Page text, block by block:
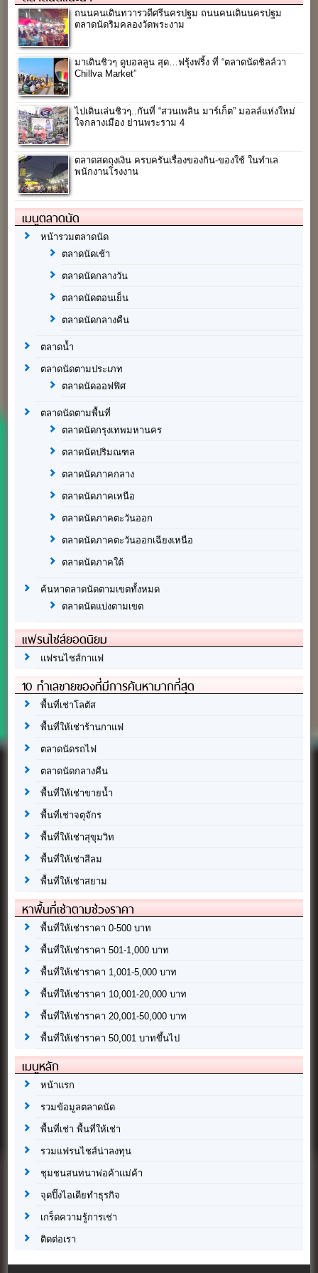
ถนนคนเดินทวารวดีศรีนครปฐม ถนนคนเดินนครปฐม
ตลาดนัดริมคลองวัดพระงาม
มาเดินชิวๆ ดูบอลลูน สุด…ฟรุ้งฟริ้ง ที่ “ตลาดนัดชิลล์วา
Chillva Market”
ไปเดินเล่นชิวๆ..กันที่ “สวนเพลิน มาร์เก็ต” มอลล์แห่งใหม่
ใจกลางเมือง ย่านพระราม 4
ตลาดสดถุงเงิน ครบครันเรื่องของกิน-ของใช้ ในทำเล
พนักงานโรงงาน
เมนูตลาดนัด
หน้ารวมตลาดนัด
ตลาดนัดเช้า
ตลาดนัดกลางวัน
ตลาดนัดตอนเย็น
ตลาดนัดกลางคืน
ตลาดน้ำ
ตลาดนัดตามประเภท
ตลาดนัดออฟฟิศ
ตลาดนัดตามพื้นที่
ตลาดนัดกรุงเทพมหานคร
ตลาดนัดปริมณฑล
ตลาดนัดภาคกลาง
ตลาดนัดภาคเหนือ
ตลาดนัดภาคตะวันออก
ตลาดนัดภาคตะวันออกเฉียงเหนือ
ตลาดนัดภาคใต้
ค้นหาตลาดนัดตามเขตทั้งหมด
ตลาดนัดแบ่งตามเขต
แฟรนไชส์ยอดนิยม
แฟรนไชส์กาแฟ
10 ทำเลขายของที่มีการค้นหามากที่สุด
พื้นที่เช่าโลตัส
พื้นที่ให้เช่าร้านกาแฟ
ตลาดนัดรถไฟ
ตลาดนัดกลางคืน
พื้นที่ให้เช่าขายน้ำ
พื้นที่เช่าจตุจักร
พื้นที่ให้เช่าสุขุมวิท
พื้นที่ให้เช่าสีลม
พื้นที่ให้เช่าสยาม
หาพื้นที่เช่าตามช่วงราคา
พื้นที่ให้เช่าราคา 0-500 บาท
พื้นที่ให้เช่าราคา 501-1,000 บาท
พื้นที่ให้เช่าราคา 1,001-5,000 บาท
พื้นที่ให้เช่าราคา 10,001-20,000 บาท
พื้นที่ให้เช่าราคา 20,001-50,000 บาท
พื้นที่ให้เช่าราคา 50,001 บาทขึ้นไป
เมนูหลัก
หน้าแรก
รวมข้อมูลตลาดนัด
พื้นที่เช่า พื้นที่ให้เช่า
รวมแฟรนไชส์น่าลงทุน
ชุมชนสนทนาพ่อค้าแม่ค้า
จุดปิ๊งไอเดียทำธุรกิจ
เกร็ดความรู้การเช่า
ติดต่อเรา